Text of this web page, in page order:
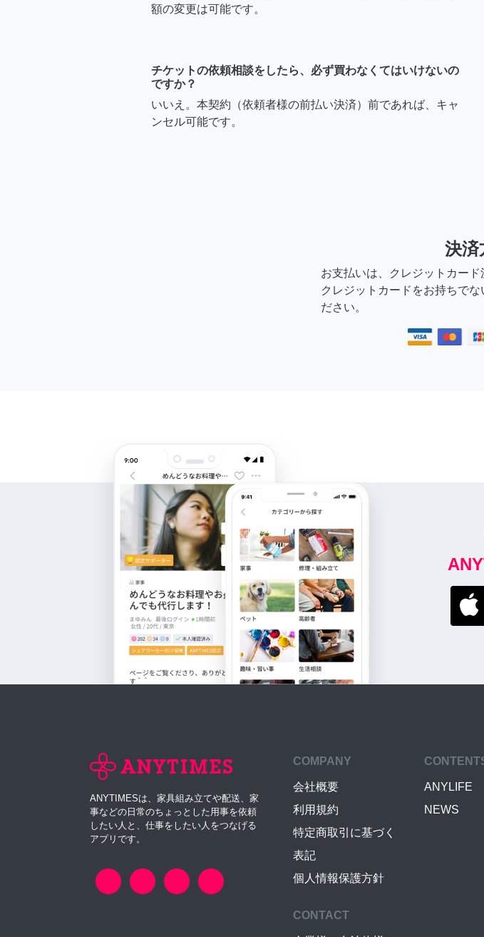
額の変更は可能です。
チケットの依頼相談をしたら、必ず買わなくてはいけないの
ですか？
いいえ。本契約（依頼者様の前払い決済）前であれば、キャ
ンセル可能です。
決済
お支払いは、クレジットカード
クレジットカードをお持ちで
ださい。
ANYTIMESは、家具組み立てや配送、家
事などの日常のちょっとした用事を依頼
したい人と、仕事をしたい人をつなげる
アプリです。
COMPANY
会社概要
利用規約
特定商取引に基づく
表記
個人情報保護方針
ANYLIFE
NEWS
CONTACT